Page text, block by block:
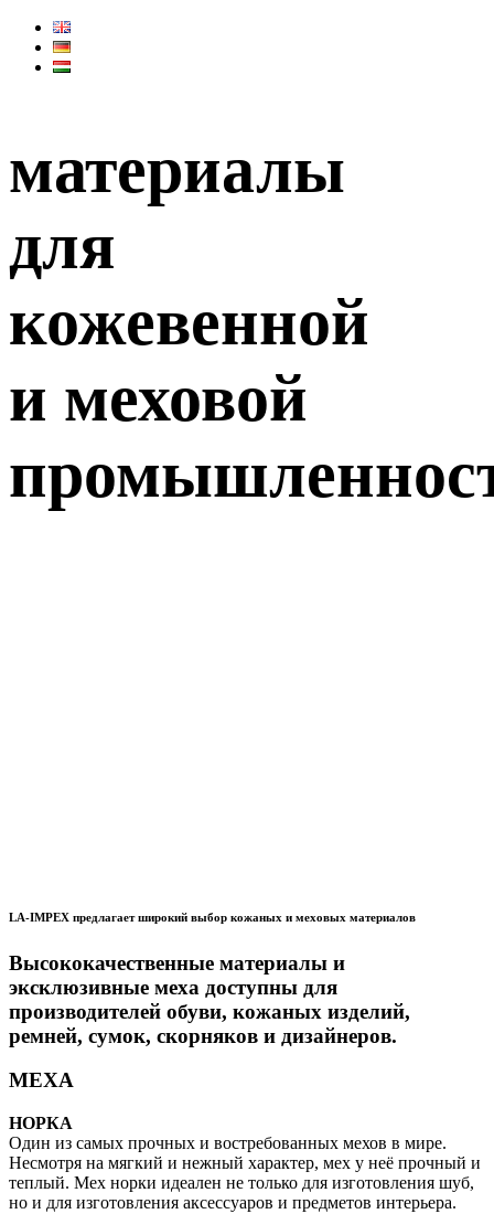
материалы
для
кожевенной
и меховой
LA-IMPEX предлагает широкий выбор кожаных и меховых материалов
Высококачественные материалы и
эксклюзивные меха доступны для
производителей обуви, кожаных изделий,
ремней, сумок, скорняков и дизайнеров.
МЕХА
НОРКА
Один из самых прочных и востребованных мехов в мире.
Несмотря на мягкий и нежный характер, мех у неё прочный и
теплый. Мех норки идеален не только для изготовления шуб,
но и для изготовления аксессуаров и предметов интерьера.